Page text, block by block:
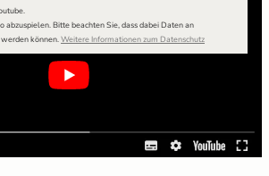
abzuspielen.Bitte beachten Sie, dass dabei Daten an
können.Weitere Informationen zum Datenschutzöffnet in neuem